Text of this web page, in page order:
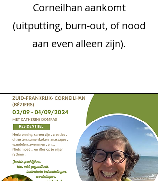
Corneilhan aankomt
(uitputting, burn-out, of nood
aan even alleen zijn).